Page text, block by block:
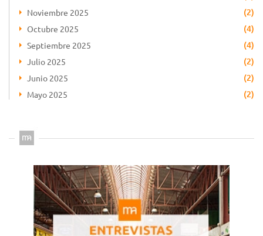
Noviembre 2025 (2)
Octubre 2025 (4)
Septiembre 2025 (4)
Julio 2025 (2)
Junio 2025 (2)
Mayo 2025 (2)